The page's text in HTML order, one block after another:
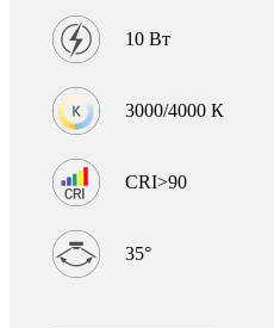
10 Вт
3000/4000 К
CRI>90
35°